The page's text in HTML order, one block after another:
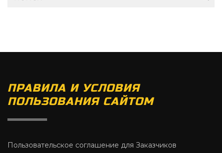
ПРАВИЛА И УСЛОВИЯ
ПОЛЬЗОВАНИЯ САЙТОМ
Пользовательское соглашение для Заказчиков